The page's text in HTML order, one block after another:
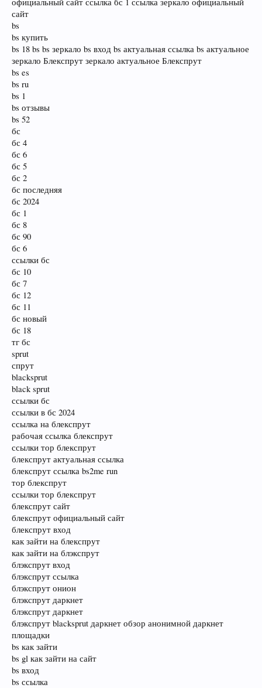
сайт
bs
bs купить
bs 18 bs bs зеркало bs вход bs актуальная ссылка bs актуальное
зеркало Блекспрут зеркало актуальное Блекспрут
bs es
bs ru
bs 1
bs отзывы
bs 52
бс
бс 4
бс 6
бс 5
бс 2
бс последняя
бс 2024
бс 1
бс 8
бс 90
бс 6
ссылки бс
бс 10
бс 7
бс 12
бс 11
бс новый
бс 18
тг бс
sprut
спрут
blacksprut
black sprut
ссылки бс
ссылки в бс 2024
ссылка на блекспрут
рабочая ссылка блекспрут
ссылки тор блекспрут
блекспрут актуальная ссылка
блекспрут ссылка bs2me run
тор блекспрут
ссылки тор блекспрут
блекспрут сайт
блекспрут официальный сайт
блекспрут вход
как зайти на блекспрут
как зайти на блэкспрут
блэкспрут вход
блэкспрут ссылка
блэкспрут онион
блэкспрут даркнет
блэкспрут даркнет
блэкспрут blacksprut даркнет обзор анонимной даркнет
площадки
bs как зайти
bs gl как зайти на сайт
bs вход
bs ссылка